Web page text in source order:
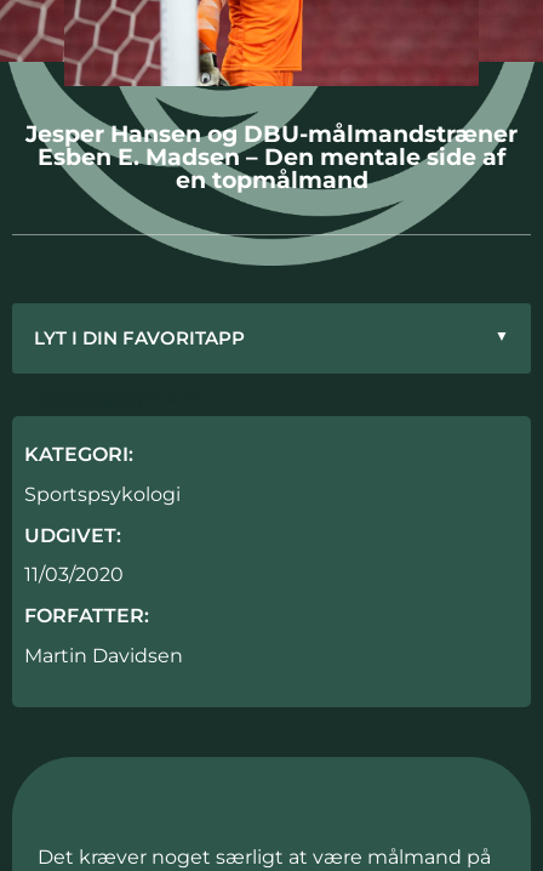
Jesper Hansen og DBU-målmandstræner
Esben E. Madsen – Den mentale side af
en topmålmand
Det kræver noget særligt at være målmand på
LYT I DIN FAVORITAPP ▼
KATEGORI:
Sportspsykologi
UDGIVET:
11/03/2020
FORFATTER:
Martin Davidsen